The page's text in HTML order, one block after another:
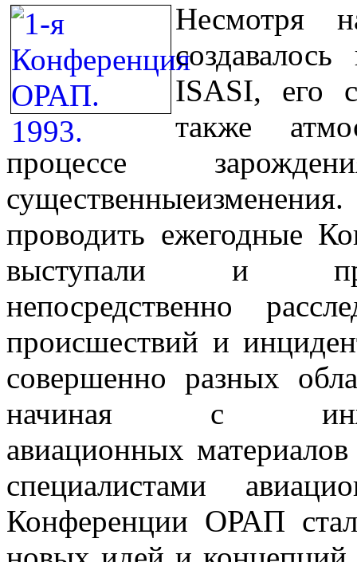
Несмотря
ISASI, его
также
процессе
проводить ежегодные
выступали и
непосредственно
происшествий и
совершенно разных
начиная с
авиационных
специалистами
Конференции ОРАП